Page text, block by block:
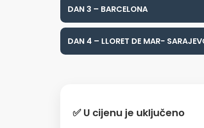
DAN 3 – BARCELONA
DAN 4 – LLORET DE MAR-
✅ U cijenu je uključeno